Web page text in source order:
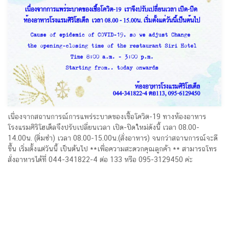
เนื่องจากสถานการณ์การแพร่ระบาดของเชื้อโควิต-19 ทางห้องอาหาร
โรงแรมศิริโฮเต็ลจึงปรับเปลี่ยนเวลา เปิด-ปิดใหม่ดังนี้ เวลา 08.00-
14.00น. (ติ่มซำ) เวลา 08.00-15.00น.(สั่งอาหาร) จนกว่าสถานการณ์จะดี
ขึ้น เริ่มตั้งแต่วันนี้ เป็นต้นไป **เพื่อความสะดวกคุณลูกค้า ** สามารถโทร
สั่งอาหารได้ที่ 044-341822-4 ต่อ 133 หรือ 095-3129450 ค่ะ